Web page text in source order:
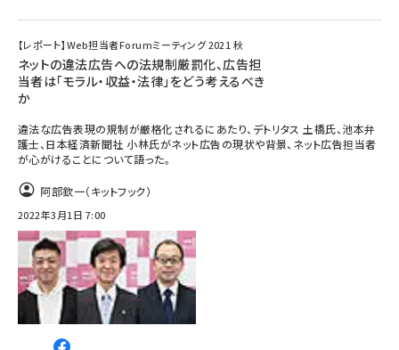
【レポート】Web担当者Forumミーティング 2021 秋
ネットの違法広告への法規制厳罰化、広告担
当者は「モラル・収益・法律」をどう考えるべき
か
違法な広告表現の規制が厳格化されるにあたり、デトリタス 土橋氏、池本弁
護士、日本経済新聞社 小林氏がネット広告の現状や背景、ネット広告担当者
が心がけることについて語った。
阿部欽一（キットフック）
2022年3月1日 7:00